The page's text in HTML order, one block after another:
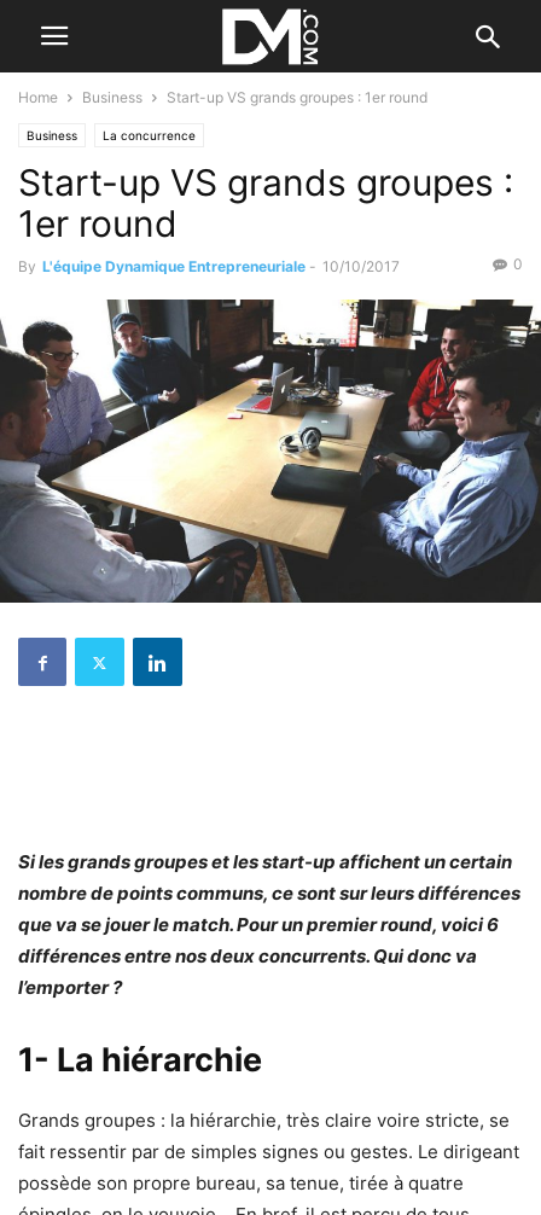
Home Business Start-up VS grands groupes : 1er round
Business La concurrence
Start-up VS grands groupes :
1er round
By L'équipe Dynamique Entrepreneuriale - 10/10/2017 0
Si les grands groupes et les start-up affichent un certain
nombre de points communs, ce sont sur leurs différences
que va se jouer le match. Pour un premier round, voici 6
différences entre nos deux concurrents. Qui donc va
l’emporter ?
1- La hiérarchie
Grands groupes : la hiérarchie, très claire voire stricte, se
fait ressentir par de simples signes ou gestes. Le dirigeant
possède son propre bureau, sa tenue, tirée à quatre